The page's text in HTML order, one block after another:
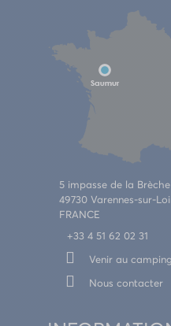
5 impasse de la Brèche
49730 Varennes-sur-
FRANCE
+33 4 51 62 02 31
Venir au camping
Nous contacter